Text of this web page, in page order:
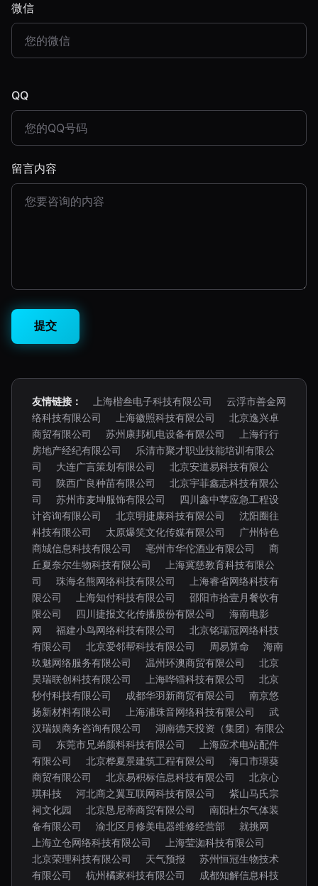
微信
QQ
留言内容
友情链接： 上海楷叁电子科技有限公司
云浮市善金网
络科技有限公司
上海徽照科技有限公司
北京逸兴卓
商贸有限公司
苏州康邦机电设备有限公司
上海行行
房地产经纪有限公司
乐清市聚才职业技能培训有限公
司
大连广言策划有限公司
北京安道易科技有限公
司
陕西广良种苗有限公司
北京宇菲鑫志科技有限公
司
苏州市麦坤服饰有限公司
四川鑫中苹应急工程设
计咨询有限公司
北京明捷康科技有限公司
沈阳圈往
科技有限公司
太原爆笑文化传媒有限公司
广州特色
商城信息科技有限公司
亳州市华佗酒业有限公司
商
丘夏奈尔生物科技有限公司
上海冀慈教育科技有限公
司
珠海名熊网络科技有限公司
上海睿省网络科技有
限公司
上海知付科技有限公司
邵阳市拾壹月餐饮有
限公司
四川捷报文化传播股份有限公司
海南电影
网
福建小鸟网络科技有限公司
北京铭瑞冠网络科技
有限公司
北京爱邻帮科技有限公司 周易算命
海南
玖魅网络服务有限公司
温州环澳商贸有限公司
北京
昊瑞联创科技有限公司
上海哗镭科技有限公司
北京
秒付科技有限公司
成都华羽新商贸有限公司
南京悠
扬新材料有限公司
上海浦珠音网络科技有限公司
武
汉瑞娱商务咨询有限公司
湖南德天投资（集团）有限公
司
东莞市兄弟颜料科技有限公司
上海应术电站配件
有限公司
北京桦夏景建筑工程有限公司
海口市璟葵
商贸有限公司
北京易积标信息科技有限公司
北京心
琪科技
河北商之翼互联网科技有限公司
紫山马氏宗
祠文化园
北京恳尼蒂商贸有限公司
南阳杜尔气体装
备有限公司
渝北区月修美电器维修经营部
就挑网
上海立仓网络科技有限公司
上海莹洳科技有限公司
北京荣理科技有限公司
天气预报
苏州恒冠生物技术
有限公司
杭州橘家科技有限公司
成都知解信息科技